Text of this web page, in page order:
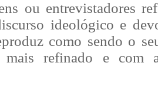
ou entrevistadores
ideológico e
como sendo o
refinado e com